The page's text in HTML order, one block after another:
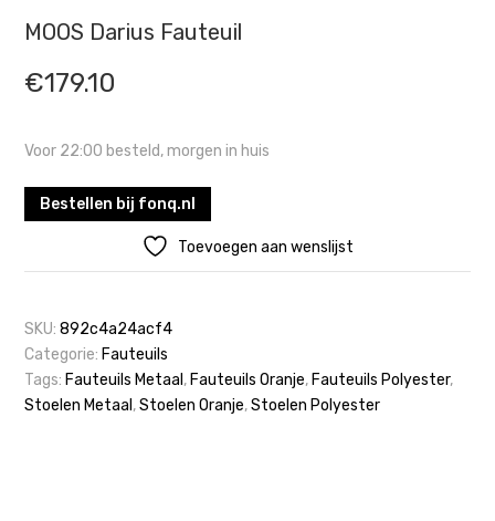
MOOS Darius Fauteuil
€179.10
Voor 22:00 besteld, morgen in huis
Bestellen bij fonq.nl
Toevoegen aan wenslijst
SKU:892c4a24acf4
Categorie: Fauteuils
Tags: Fauteuils Metaal , Fauteuils Oranje, Fauteuils Polyester,
Stoelen Metaal ,Stoelen Oranje,Stoelen Polyester